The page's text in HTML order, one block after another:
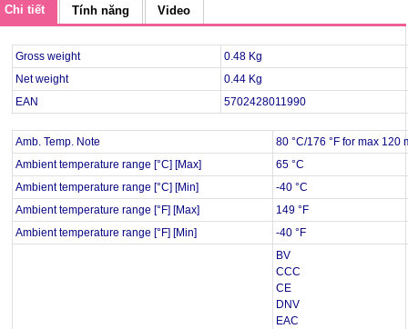
Chi tiết Tính năng Video
Gross weight
0.48 Kg
Net weight
0.44 Kg
EAN
5702428011990
Amb. Temp. Note
80 °C/176 °F for max 120
Ambient temperature range [°C] [Max]
65 °C
Ambient temperature range [°C] [Min]
-40 °C
Ambient temperature range [°F] [Max]
149 °F
Ambient temperature range [°F] [Min]
-40 °F
BV
CCC
CE
DNV
EAC